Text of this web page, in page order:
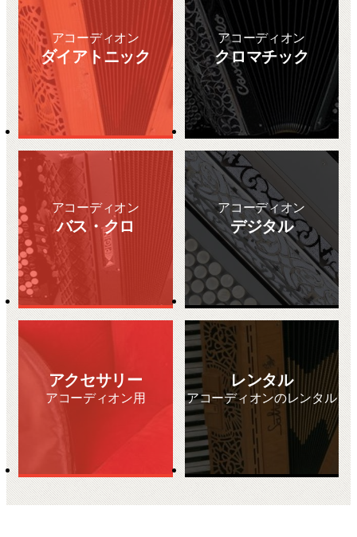
アコーディオン
ダイアトニック
アコーディオン
クロマチック
アコーディオン
バス・クロ
アコーディオン
デジタル
アクセサリー
アコーディオン用
レンタル
アコーディオンのレンタル